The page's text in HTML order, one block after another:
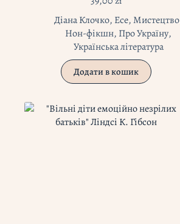
Діана Клочко, Есе,Мистецтво
Нон-фікшн, Про Україну,
Українська література
Додати в кошик